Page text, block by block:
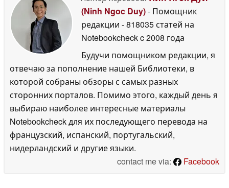
(Ninh Ngoc Duy)- Помощник
редакции - 818035 статей на
Notebookcheckc 2008 года
Будучи помощником редакции, я
отвечаю за пополнение нашей Библиотеки, в
которой собраны обзоры с самых разных
сторонних порталов. Помимо этого, каждый день я
выбираю наиболее интересные материалы
Notebookcheck для их последующего перевода на
французский, испанский, португальский,
нидерландский и другие языки.
contact me via:
Facebook